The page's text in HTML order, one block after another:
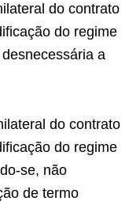
do contrato
do regime
a
do contrato
do regime
se, não
de termo